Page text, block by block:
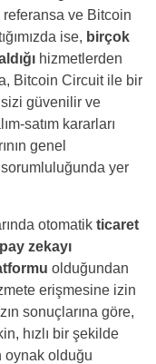
referansa ve Bitcoin
ise, birçok
hizmetlerden
Bitcoin Circuit ile bir
sizi güvenilir ve
satım kararları
genel
sorumluluğunda yer
otomatik ticaret
zekayı
olduğundan
erişmesine izin
sonuçlarına göre,
hızlı bir şekilde
oynak olduğu